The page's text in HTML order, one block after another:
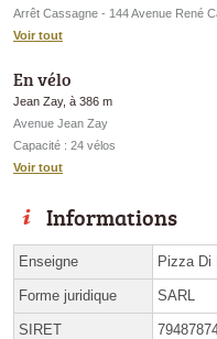
Arrêt Cassagne - 144 Avenue René
Voir tout
En vélo
Jean Zay, à 386 m
Avenue Jean Zay
Capacité : 24 vélos
Voir tout
Informations
Enseigne Pizza Di
Forme juridique SARL
SIRET